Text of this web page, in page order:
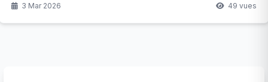
3 Mar 2026 49 vues